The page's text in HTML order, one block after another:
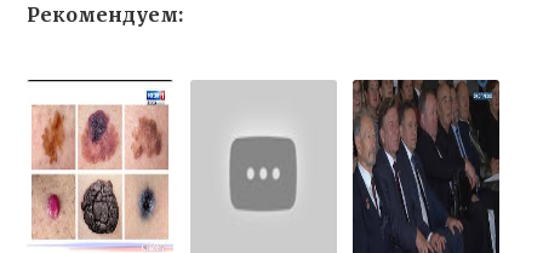
Рекомендуем: